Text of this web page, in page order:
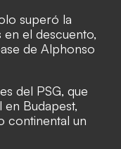
superó la
el descuento,
de Alphonso
del PSG, que
en Budapest,
continental un